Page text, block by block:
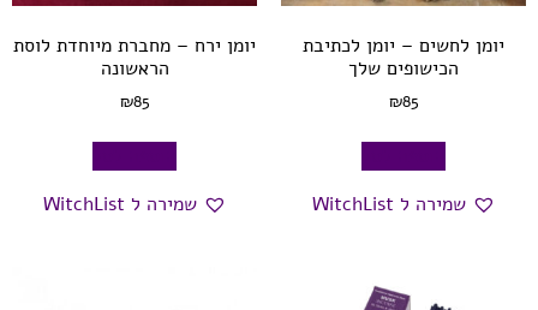
יומן לחשים – יומן לכתיבת
הכישופים שלך
₪85
שמירה ל WitchList
יומן ירח – מחברת מיוחדת לוסת
הראשונה
₪85
שמירה ל WitchList